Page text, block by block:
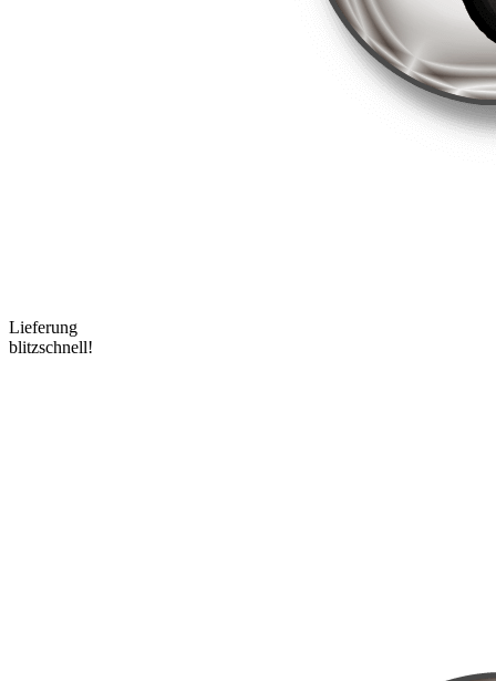
Lieferung
blitzschnell!